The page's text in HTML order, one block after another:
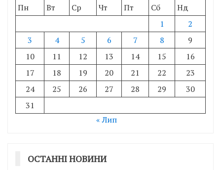
Пн
Вт Ср Чт Пт Сб
Нд
1
2
3
4 5 6 7 8
9
10
11 12 13 14 15
16
17
18 19 20 21 22
23
24
25 26 27 28 29
30
31
« Лип
ОСТАННІ НОВИНИ